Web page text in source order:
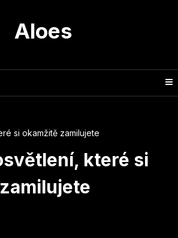
Aloes
si okamžitě zamilujete
které si